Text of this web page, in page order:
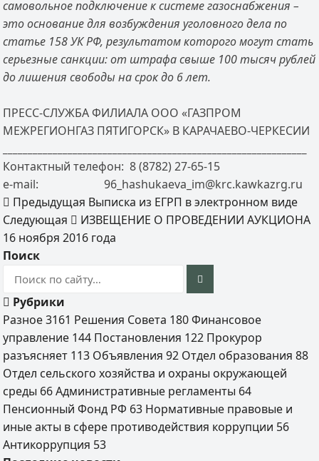
самовольное подключение к системе газоснабжения –
это основание для возбуждения уголовного дела по
статье 158 УК РФ, результатом которого могут стать
серьезные санкции: от штрафа свыше 100 тысяч рублей
до лишения свободы на срок до 6 лет.
ПРЕСС-СЛУЖБА ФИЛИАЛА ООО «ГАЗПРОМ
МЕЖРЕГИОНГАЗ ПЯТИГОРСК» В КАРАЧАЕВО-ЧЕРКЕСИИ
Контактный телефон: 8 (8782) 27-65-15
e-mail: 96_hashukaeva_im@krc.kawkazrg.ru
Предыдущая Выписка из ЕГРП в электронном виде
Следующая
ИЗВЕЩЕНИЕ О ПРОВЕДЕНИИ АУКЦИОНА
16 ноября 2016 года
Поиск
Рубрики
Разное3161 Решения Совета 180 Финансовое
управление 144 Постановления 122 Прокурор
разъясняет 113 Объявления92 Отдел образования88
Отдел сельского хозяйства и охраны окружающей
среды 66 Административные регламенты 64
Пенсионный Фонд РФ 63 Нормативные правовые и
иные акты в сфере противодействия коррупции 56
Антикоррупция 53